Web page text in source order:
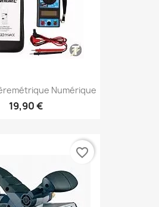
Numérique
19,90 €
favorite_border